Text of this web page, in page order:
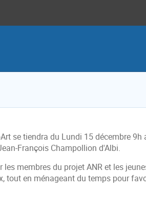
se tiendra du Lundi 15 décembre
François Champollion d'Albi.
membres du projet ANR et les
tout en ménageant du temps pour